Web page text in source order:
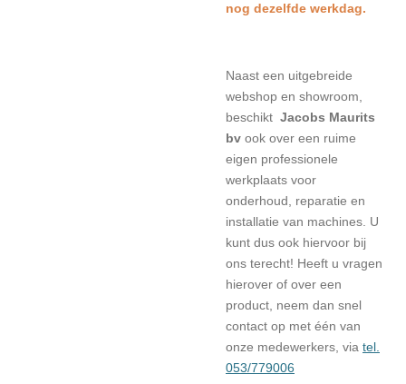
nog dezelfde werkdag.
Naast een uitgebreide
webshop en showroom,
beschikt Jacobs Maurits
bv ook over een ruime
eigen professionele
werkplaats voor
onderhoud, reparatie en
installatie van machines. U
kunt dus ook hiervoor bij
ons terecht! Heeft u vragen
hierover of over een
product, neem dan snel
contact op met één van
onze medewerkers, via tel.
053/779006